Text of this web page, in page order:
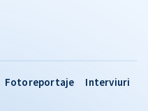
Fotoreportaje
Interviuri